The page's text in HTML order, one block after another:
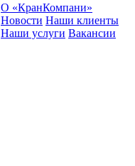
О «КранКомпани»
Новости Наши клиенты
Наши услуги Вакансии